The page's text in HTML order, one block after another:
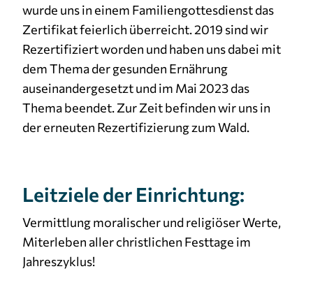
wurde uns in einem Familiengottesdienst das
Zertifikat feierlich überreicht. 2019 sind wir
Rezertifiziert worden und haben uns dabei mit
dem Thema der gesunden Ernährung
auseinandergesetzt und im Mai 2023 das
Thema beendet. Zur Zeit befinden wir uns in
der erneuten Rezertifizierung zum Wald.
Leitziele der Einrichtung:
Vermittlung moralischer und religiöser Werte,
Miterleben aller christlichen Festtage im
Jahreszyklus!